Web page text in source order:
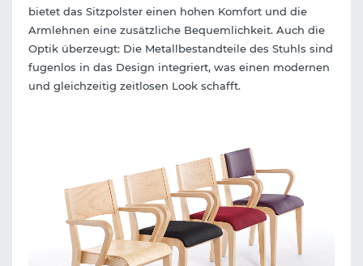
bietet das Sitzpolster einen hohen Komfort und die
Armlehnen eine zusätzliche Bequemlichkeit. Auch die
Optik überzeugt: Die Metallbestandteile des Stuhls sind
fugenlos in das Design integriert, was einen modernen
und gleichzeitig zeitlosen Look schafft.